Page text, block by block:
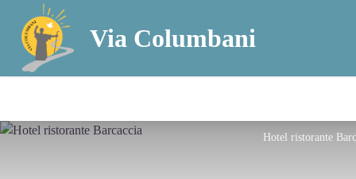
Via Columbani